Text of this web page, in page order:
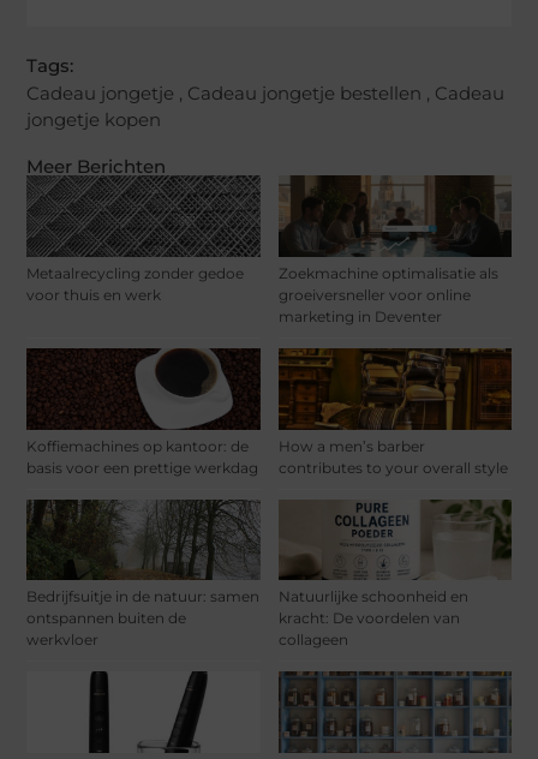
Meer Berichten
Metaalrecycling zonder gedoe
voor thuis en werk
Zoekmachine optimalisatie als
groeiversneller voor online
marketing in Deventer
Koffiemachines op kantoor: de
basis voor een prettige werkdag
How a men’s barber
contributes to your overall style
Bedrijfsuitje in de natuur: samen
ontspannen buiten de
werkvloer
Natuurlijke schoonheid en
kracht: De voordelen van
collageen
Tags:
Cadeau jongetje , Cadeau jongetje bestellen , Cadeau
jongetje kopen